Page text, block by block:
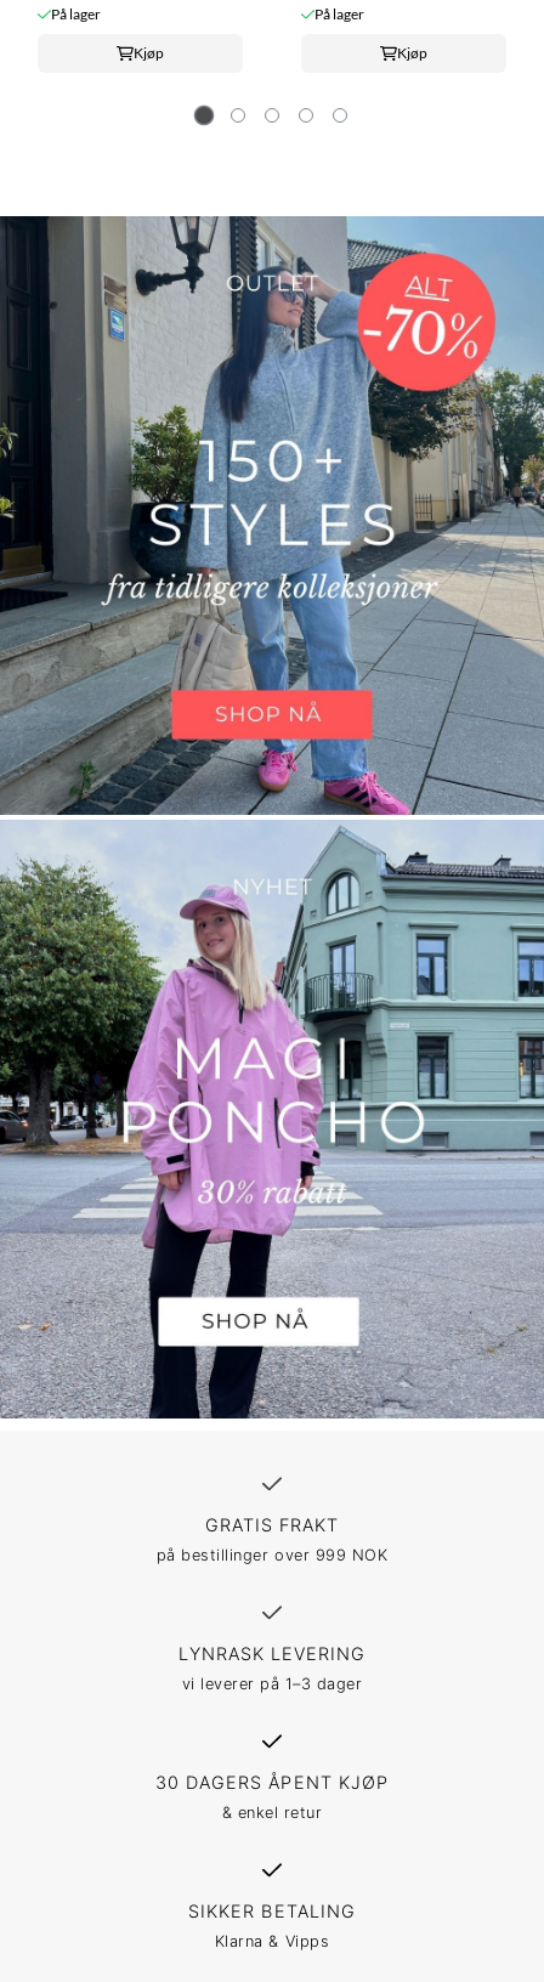
På lager
Kjøp
På lager
Kjøp
GRATIS FRAKT
på bestillinger over 999 NOK
LYNRASK LEVERING
vi leverer på 1–3 dager
30 DAGERS ÅPENT KJØP
& enkel retur
SIKKER BETALING
Klarna & Vipps